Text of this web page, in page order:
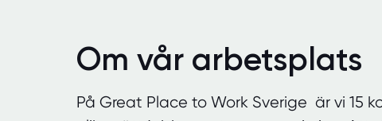
Om vår arbetsplats
På Great Place to Work Sverige är vi 15